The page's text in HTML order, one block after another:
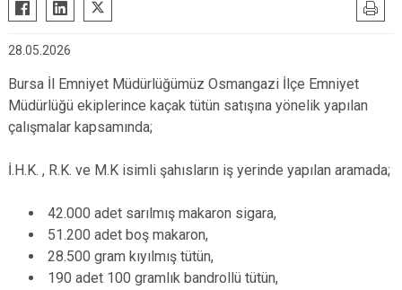
28.05.2026
Bursa İl Emniyet Müdürlüğümüz Osmangazi İlçe Emniyet
Müdürlüğü ekiplerince kaçak tütün satışına yönelik yapılan
çalışmalar kapsamında;
İ.H.K. , R.K. ve M.K isimli şahısların iş yerinde yapılan aramada;
42.000 adet sarılmış makaron sigara,
51.200 adet boş makaron,
28.500 gram kıyılmış tütün,
190 adet 100 gramlık bandrollü tütün,